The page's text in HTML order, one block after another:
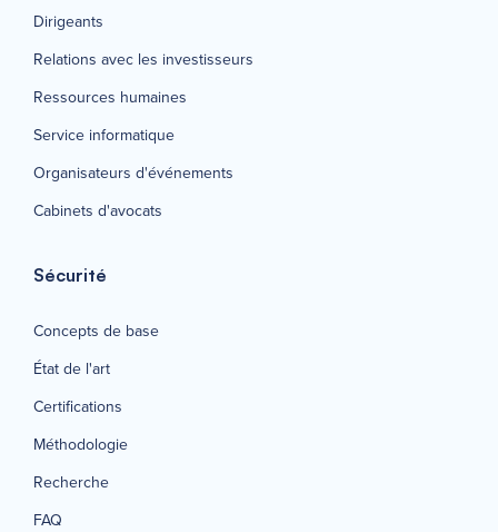
Dirigeants
Relations avec les investisseurs
Ressources humaines
Service informatique
Organisateurs d'événements
Cabinets d'avocats
Sécurité
Concepts de base
État de l'art
Certifications
Méthodologie
Recherche
FAQ